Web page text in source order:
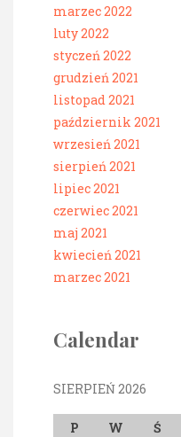
marzec 2022
luty 2022
styczeń 2022
grudzień 2021
listopad 2021
październik 2021
wrzesień 2021
sierpień 2021
lipiec 2021
czerwiec 2021
maj 2021
kwiecień 2021
marzec 2021
Calendar
SIERPIEŃ 2026
P W Ś